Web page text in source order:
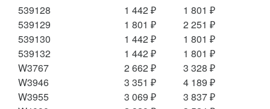
539128
1 442 ₽
1 801 ₽
539129
1 801 ₽
2 251 ₽
539130
1 442 ₽
1 801 ₽
539132
1 442 ₽
1 801 ₽
W3767
2 662 ₽
3 328 ₽
W3946
3 351 ₽
4 189 ₽
W3955
3 069 ₽
3 837 ₽